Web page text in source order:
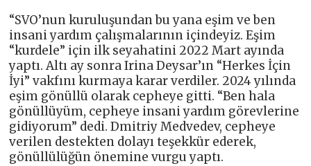
“SVO’nun kuruluşundan bu yana eşim ve ben
insani yardım çalışmalarının içindeyiz. Eşim
“kurdele” için ilk seyahatini 2022 Mart ayında
yaptı. Altı ay sonra Irina Deysar’ın “Herkes İçin
İyi” vakfını kurmaya karar verdiler. 2024 yılında
eşim gönüllü olarak cepheye gitti. “Ben hala
gönüllüyüm, cepheye insani yardım görevlerine
gidiyorum” dedi. Dmitriy Medvedev, cepheye
verilen destekten dolayı teşekkür ederek,
gönüllülüğün önemine vurgu yaptı.